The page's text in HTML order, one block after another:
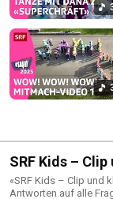
SRF Kids –
«SRF Kids – Clip und
Antworten auf alle